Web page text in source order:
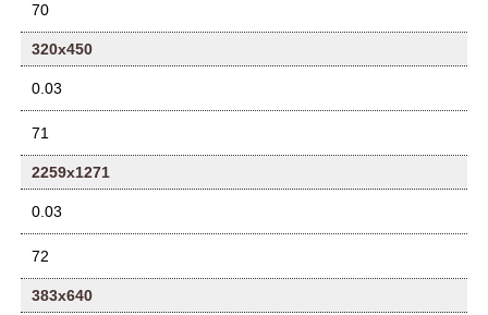
70
320x450
0.03
71
2259x1271
0.03
72
383x640